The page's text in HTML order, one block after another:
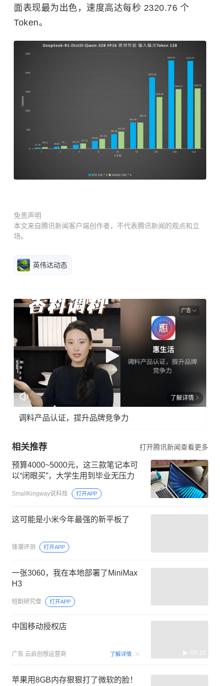
面表现最为出色，速度高达每秒 2320.76 个
Token。
免责声明
本文来自腾讯新闻客户端创作者，不代表腾讯新闻的观点和立
场。
英伟达动态
广告
了解详情
调料产品认证，提升品牌竞争力
相关推荐 打开腾讯新闻查看更多
预算4000~5000元，这三款笔记本可
以“闭眼买”，大学生用到毕业无压力
SmallKingway说科技 打开APP
这可能是小米今年最强的新平板了
锋潮评测 打开APP
一张3060，我在本地部署了MiniMax
H3
短剧研究僧 打开APP
中国移动授权店
广告 云启创想运营商 了解详情 00:15
苹果用8GB内存狠狠打了微软的脸！